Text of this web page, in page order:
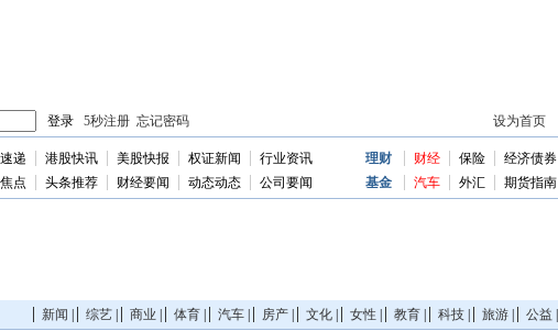
递 港股快讯 美股快报 权证新闻
行业资讯
点 头条推荐 财经要闻 动态动态 公司要闻
理财 财经 保险 经济债券
基金
汽车 外汇 期货指南
新闻 综艺| 商业 体育| 汽车| 房产| 文化| 女性 教育| 科技| 旅游| 公益